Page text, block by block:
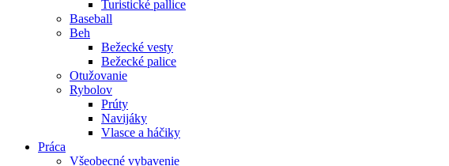
Turistické pallice
Baseball
Beh
Bežecké vesty
Bežecké palice
Otužovanie
Rybolov
Prúty
Navijáky
Vlasce a háčiky
Práca
Všeobecné vybavenie